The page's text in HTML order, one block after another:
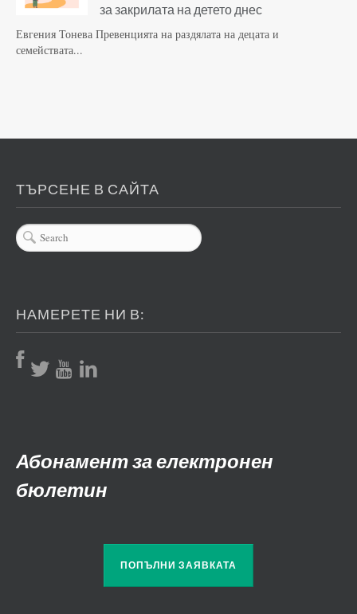
за закрилата на детето днес
Евгения Тонева Превенцията на раздялата на децата и
семействата...
ТЪРСЕНЕ В САЙТА
НАМЕРЕТЕ НИ В:
Абонамент за електронен
бюлетин
ПОПЪЛНИ ЗАЯВКАТА